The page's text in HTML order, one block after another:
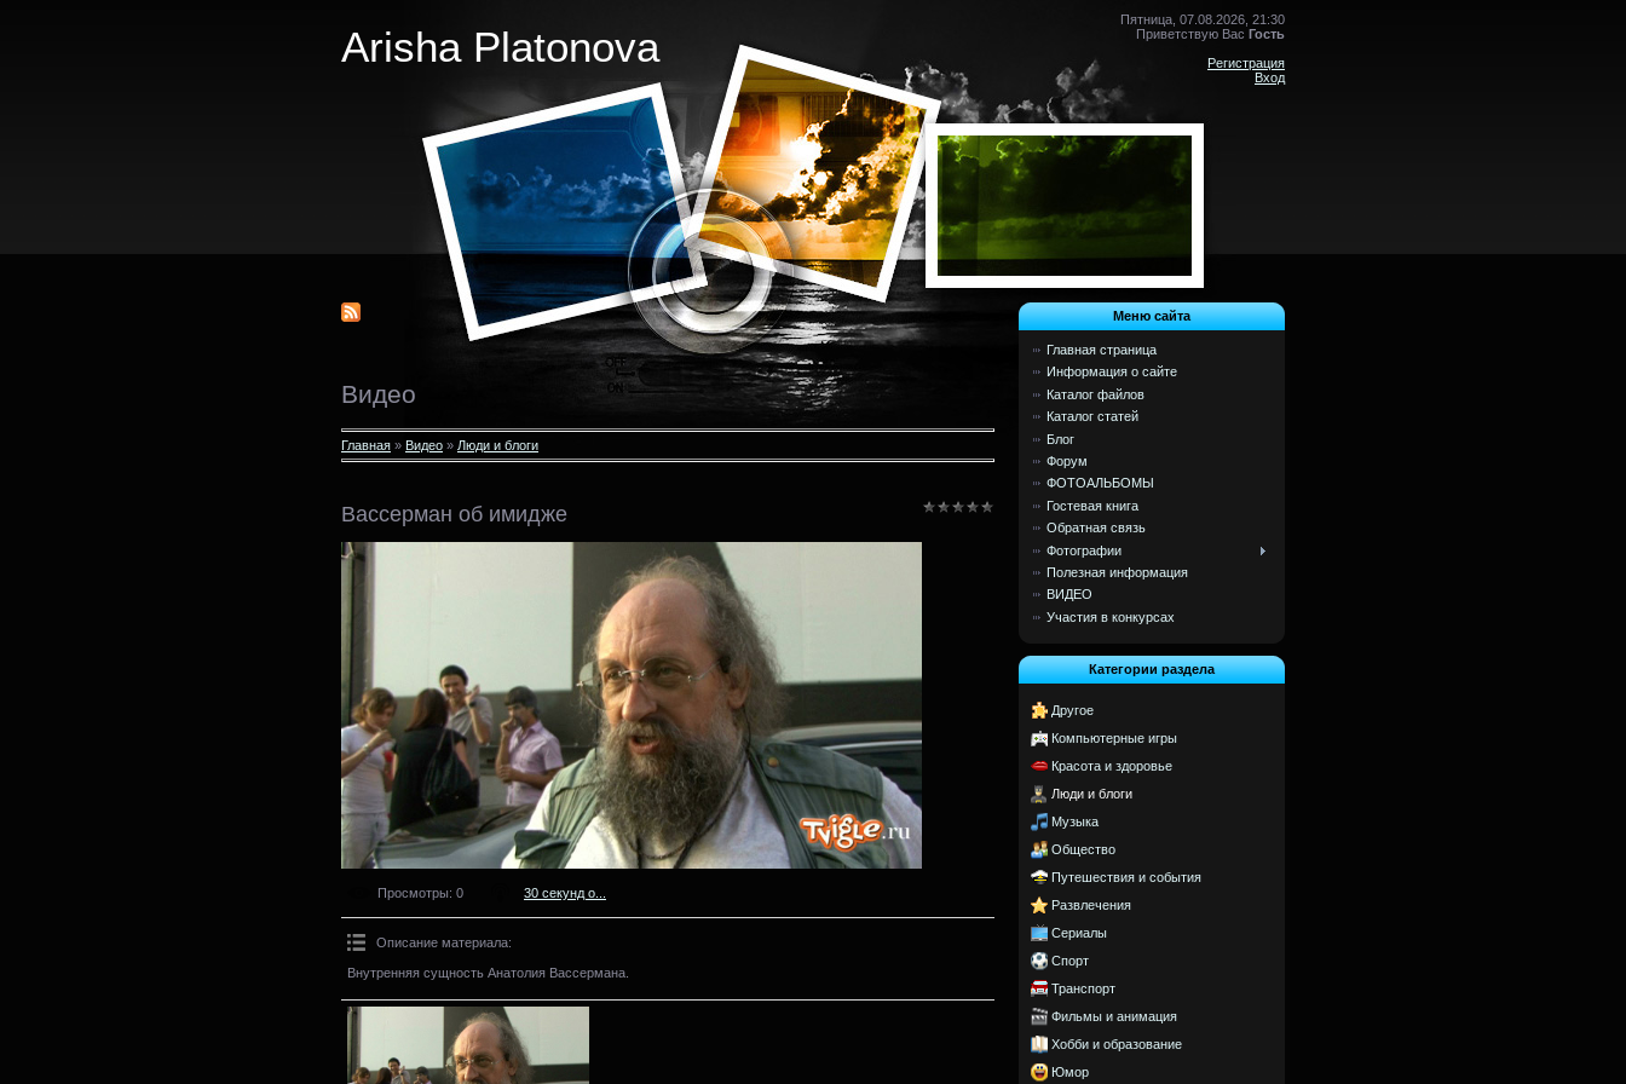
Arisha Platonova
Пятница, 07.08.2026, 21:30
Приветствую Вас Гость
Регистрация
Вход
Видео
Главная » Видео » Люди и блоги
Вассерман об имидже
Просмотры: 0 30 секунд о...
Описание материала:
Внутренняя сущность Анатолия Вассермана.
Меню сайта
Главная страница
Информация о сайте
Каталог файлов
Каталог статей
Блог
Форум
ФОТОАЛЬБОМЫ
Гостевая книга
Обратная связь
Фотографии
Полезная информация
ВИДЕО
Участия в конкурсах
Категории раздела
Другое
Компьютерные игры
Красота и здоровье
Люди и блоги
Музыка
Общество
Путешествия и события
Развлечения
Сериалы
Спорт
Транспорт
Фильмы и анимация
Хобби и образование
Юмор